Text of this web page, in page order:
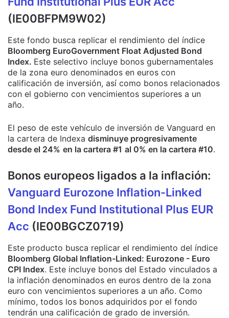
(IE00BFPM9W02)
Este fondo busca replicar el rendimiento del índice
Bloomberg EuroGovernment Float Adjusted Bond
Index. Este selectivo incluye bonos gubernamentales
de la zona euro denominados en euros con
calificación de inversión, así como bonos relacionados
con el gobierno con vencimientos superiores a un
año.
El peso de este vehículo de inversión de Vanguard en
la cartera de Indexa disminuye progresivamente
desde el 24% en la cartera #1 al 0% en la cartera #10.
Bonos europeos ligados a la inflación:
Vanguard Eurozone Inflation-Linked
Bond Index Fund Institutional Plus EUR
Acc (IE00BGCZ0719)
Este producto busca replicar el rendimiento del índice
Bloomberg Global Inflation-Linked: Eurozone - Euro
CPI Index. Este incluye bonos del Estado vinculados a
la inflación denominados en euros dentro de la zona
euro con vencimientos superiores a un año. Como
mínimo, todos los bonos adquiridos por el fondo
tendrán una calificación de grado de inversión.